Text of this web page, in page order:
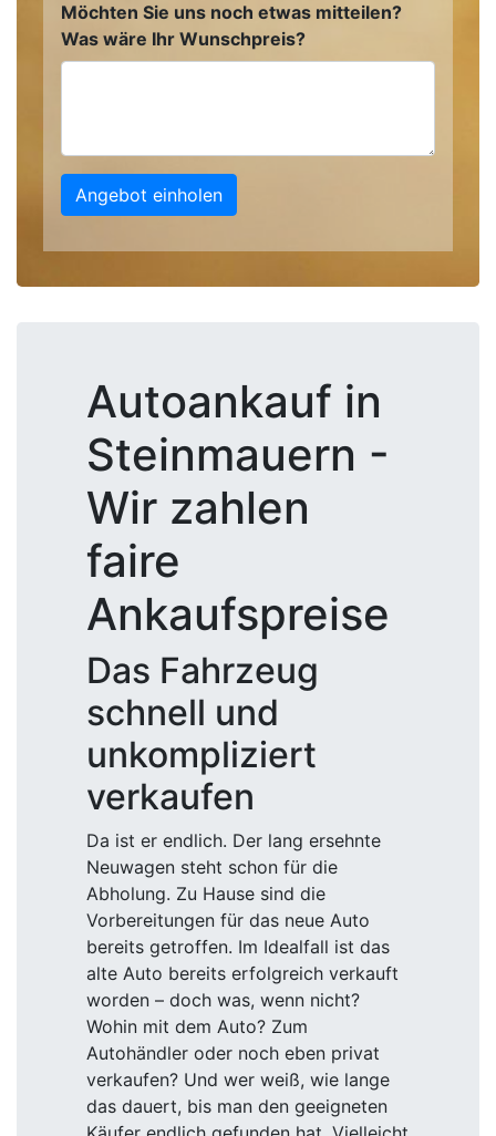
Möchten Sie uns noch etwas mitteilen?
Was wäre Ihr Wunschpreis?
Angebot einholen
Autoankauf in
Steinmauern -
Wir zahlen
faire
Ankaufspreise
Das Fahrzeug
schnell und
unkompliziert
verkaufen
Da ist er endlich. Der lang ersehnte
Neuwagen steht schon für die
Abholung. Zu Hause sind die
Vorbereitungen für das neue Auto
bereits getroffen. Im Idealfall ist das
alte Auto bereits erfolgreich verkauft
worden – doch was, wenn nicht?
Wohin mit dem Auto? Zum
Autohändler oder noch eben privat
verkaufen? Und wer weiß, wie lange
das dauert, bis man den geeigneten